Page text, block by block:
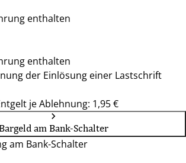
enthalten
enthalten
der Einlösung einer Lastschrift
je Ablehnung: 1,95 €
Bargeld am Bank-Schalter
am Bank-Schalter